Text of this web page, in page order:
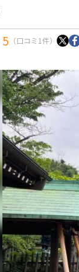
5 （口コミ1件）